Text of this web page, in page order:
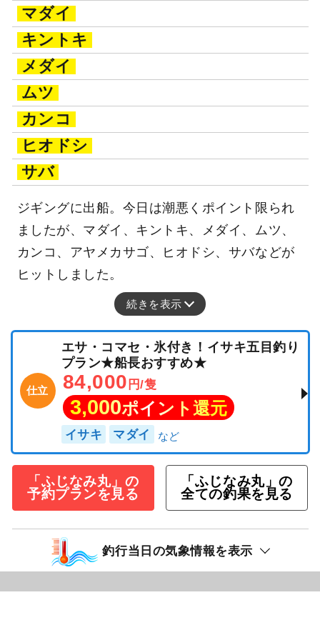
マダイ
キントキ
メダイ
ムツ
カンコ
ヒオドシ
サバ
ジギングに出船。今日は潮悪くポイント限られ
ましたが、マダイ、キントキ、メダイ、ムツ、
カンコ、アヤメカサゴ、ヒオドシ、サバなどが
ヒットしました。
続きを表示
仕立
エサ・コマセ・氷付き！イサキ五目釣り
プラン★船長おすすめ★
84,000 円/隻
3,000ポイント還元
イサキ マダイ
「ふじなみ丸」の
予約プランを見る
「ふじなみ丸」の
全ての釣果を見る
釣行当日の気象情報を表示